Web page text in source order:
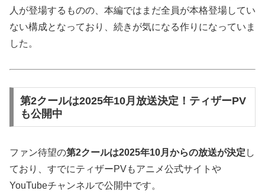
人が登場するものの、本編ではまだ全員が本格登場してい
ない構成となっており、続きが気になる作りになっていま
した。
第2クールは2025年10月放送決定！ティザーPV
も公開中
ファン待望の第2クールは2025年10月からの放送が決定 し
ており、すでにティザーPVもアニメ公式サイトや
YouTubeチャンネルで公開中です。